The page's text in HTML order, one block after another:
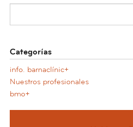
Categorías
info. barnaclínic+
Nuestros profesionales
bmo+